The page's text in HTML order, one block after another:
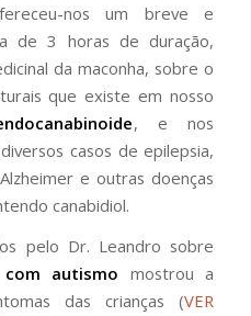
nos um breve e
de 3 horas de duração,
da maconha, sobre o
que existe em nosso
, e nos
casos de epilepsia,
e outras doenças
canabidiol.
pelo Dr. Leandro sobre
autismo mostrou a
das crianças (VER